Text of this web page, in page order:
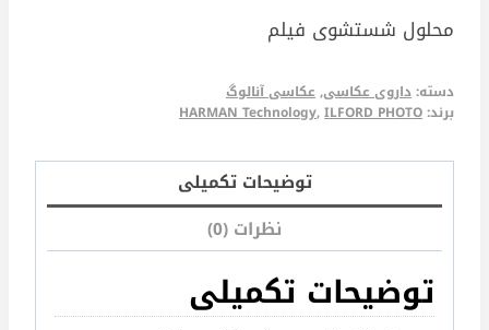
محلول شستشوی فیلم
دسته:داروی عکاسی,عکاسی آنالوگ
برند:
HARMAN Technology,ILFORD PHOTO
توضیحات تکمیلی
نظرات (0)
توضیحات تکمیلی